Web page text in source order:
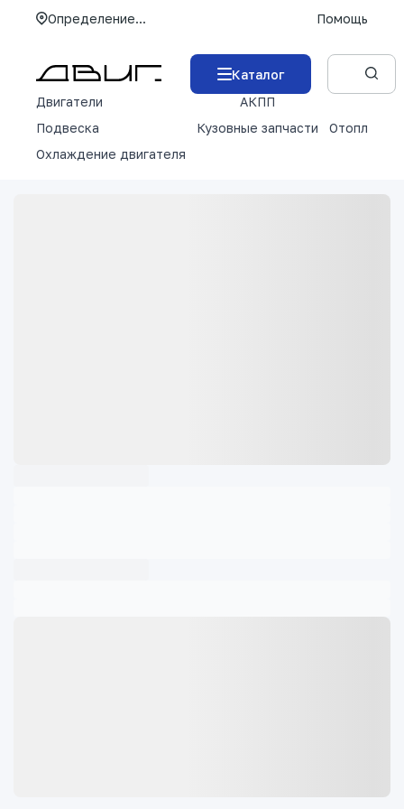
Определение... Помощь
Каталог
Двигатели
АКПП
Подвеска
Кузовные запчасти
Отопление
Охлаждение двигателя